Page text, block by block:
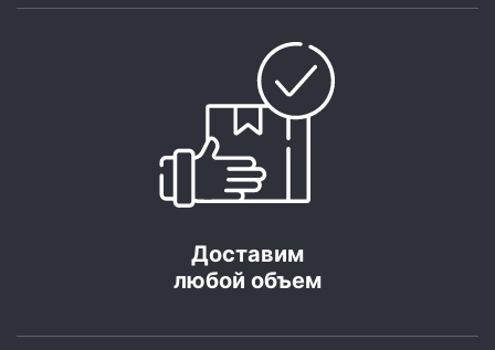
Доставим
любой объем